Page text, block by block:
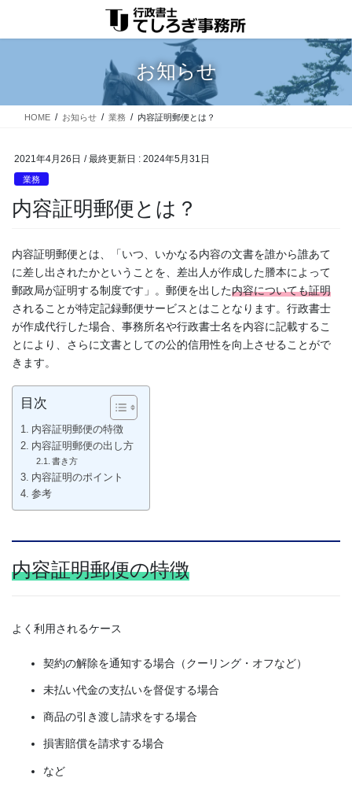
テ
移
ゲ
ン
お知らせ
HOME お知らせ 業務 内容証明郵便とは？
2021年4月26日 / 最終更新日 : 2024年5月31日
業務
内容証明郵便とは？
内容証明郵便とは、「いつ、いかなる内容の文書を誰から誰あて
に差し出されたかということを、差出人が作成した謄本によって
郵政局が証明する制度です」。郵便を出した内容についても証明
されることが特定記録郵便サービスとはことなります。行政書士
が作成代行した場合、事務所名や行政書士名を内容に記載するこ
とにより、さらに文書としての公的信用性を向上させることがで
きます。
目次
内容証明郵便の特徴
内容証明郵便の出し方
書き方
内容証明のポイント
参考
内容証明郵便の特徴
よく利用されるケース
契約の解除を通知する場合（クーリング・オフなど）
未払い代金の支払いを督促する場合
商品の引き渡し請求をする場合
損害賠償を請求する場合
など